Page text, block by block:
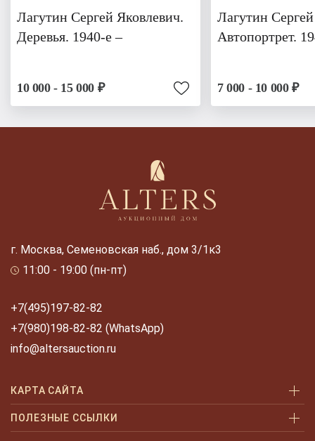
Лагутин Сергей Яковлевич.
Деревья. 1940-е –
10 000 - 15 000 ₽
Лагутин
Автопортрет.
7 000 - 10 000 ₽
г. Москва, Семеновская наб., дом 3/1к3
11:00 - 19:00 (пн-пт)
+7(495)197-82-82
+7(980)198-82-82 (WhatsApp)
info@altersauction.ru
КАРТА САЙТА
Аукционы
ПОЛЕЗНЫЕ ССЫЛКИ